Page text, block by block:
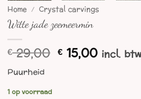
Home / Crystal carvings
Witte jade zeemeermin
€29,00
prijs
€ 15,00
prijs
incl.
Puurheid
1 op voorraad